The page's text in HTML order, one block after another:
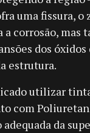
uma fissura, o
corrosão, mas
dos óxidos
estrutura.
utilizar
com
da